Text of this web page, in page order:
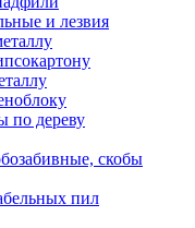
и лезвия
по дереву
скобы
пил